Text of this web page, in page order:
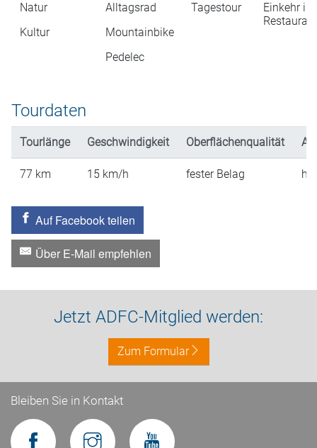
Natur
Kultur
Alltagsrad
Mountainbike
Pedelec
Tagestour
Einkehr in
Tourdaten
Tourlänge Geschwindigkeit Oberflächenqualität
77 km 15 km/h fester Belag
Auf Facebook teilen
Über E-Mail empfehlen
Jetzt ADFC-Mitglied werden:
Zum Formular
Bleiben Sie in Kontakt